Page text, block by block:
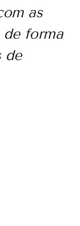
as
de forma
de